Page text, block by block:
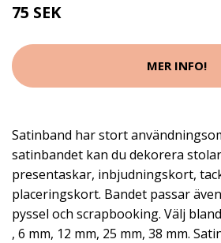
75 SEK
MER INFO!
Satinband har stort
satinbandet kan du dekorera
presentaskar, inbjudningskort,
placeringskort. Bandet passar
pyssel och scrapbooking. Välj
, 6 mm, 12 mm, 25 mm, 38 mm.